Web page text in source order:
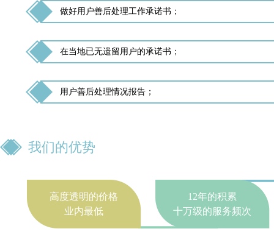
做好用户善后处理工作承诺书；
在当地已无遗留用户的承诺书；
用户善后处理情况报告；
我们的优势
高度透明的价格
业内最低
12年的积累
十万级的服务频次